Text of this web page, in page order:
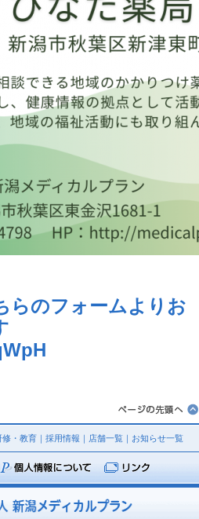
らのフォームよりお
修・教育｜ 採用情報 ｜ 店舗一覧｜ お知らせ一覧